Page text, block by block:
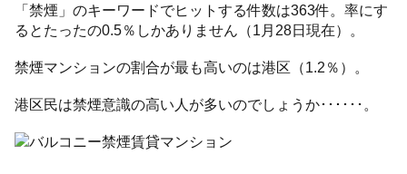
「禁煙」のキーワードでヒットする件数は363件。率にす
るとたったの0.5％しかありません（1月28日現在）。
禁煙マンションの割合が最も高いのは港区（1.2％）。
港区民は禁煙意識の高い人が多いのでしょうか･･････。